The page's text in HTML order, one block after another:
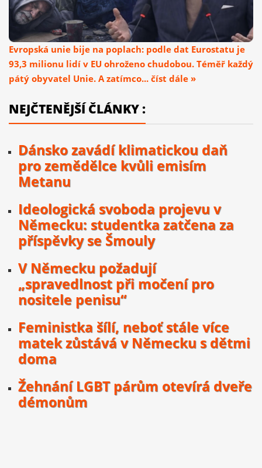
Evropská unie bije na poplach: podle dat Eurostatu je
93,3 milionu lidí v EU ohroženo chudobou. Téměř každý
pátý obyvatel Unie. A zatímco... číst dále »
NEJČTENĚJŠÍ ČLÁNKY :
Dánsko zavádí klimatickou daň
pro zemědělce kvůli emisím
Metanu
Ideologická svoboda projevu v
Německu: studentka zatčena za
příspěvky se Šmouly
V Německu požadují
„spravedlnost při močení pro
nositele penisu“
Feministka šílí, neboť stále více
matek zůstává v Německu s dětmi
doma
Žehnání LGBT párům otevírá dveře
démonům